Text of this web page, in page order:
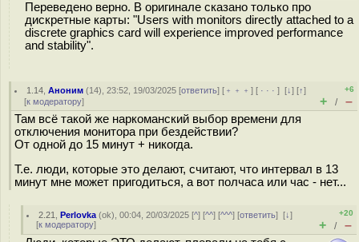
Переведено верно. В оригинале сказано только про
дискретные карты: "Users with monitors directly attached to a
discrete graphics card will experience improved performance
and stability".
1.14 ,Аноним (14), 23:52, 19/03/2025 [ответить] [ ﹢﹢﹢] [ · · ·][↓] [↑]
[к модератору]
+6
+ / –
Там всё такой же наркоманский выбор времени для
отключения монитора при бездействии?
От одной до 15 минут + никогда.
Т.е. люди, которые это делают, считают, что интервал в 13
минут мне может пригодиться, а вот полчаса или час - нет...
2.21 ,Perlovka (ok), 00:04, 20/03/2025 [^] [^^] [^^^] [ответить][↓]
[к модератору]
+20
+ / –